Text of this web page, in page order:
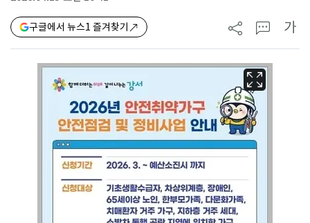
구글에서 뉴스1 즐겨찾기 가